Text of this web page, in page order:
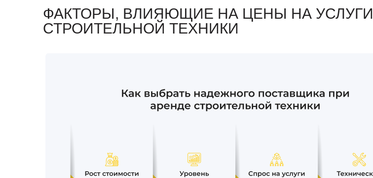
ФАКТОРЫ, ВЛИЯЮЩИЕ НА ЦЕНЫ НА УСЛУГИ
СТРОИТЕЛЬНОЙ ТЕХНИКИ